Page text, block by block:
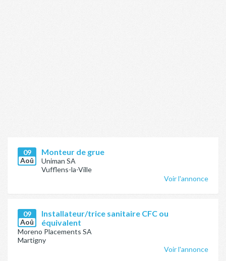
09
Aoû
Monteur de grue
Uniman SA
Vufflens-la-Ville
Voir l'annonce
09
Aoû
Installateur/trice sanitaire CFC ou
équivalent
Moreno Placements SA
Martigny
Voir l'annonce